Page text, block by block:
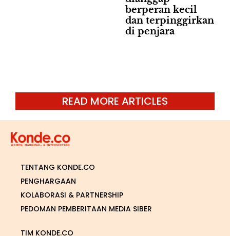
berperan kecil
dan terpinggirkan
di penjara
READ MORE ARTICLES
TENTANG KONDE.CO
PENGHARGAAN
KOLABORASI & PARTNERSHIP
PEDOMAN PEMBERITAAN MEDIA SIBER
TIM KONDE.CO